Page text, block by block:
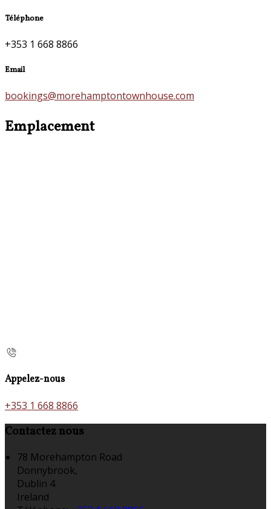
Téléphone
+353 1 668 8866
Email
bookings@morehamptontownhouse.com
Emplacement
Appelez-nous
+353 1 668 8866
Contactez nous
78 Morehampton Road
Donnybrook,
Dublin 4
Ireland